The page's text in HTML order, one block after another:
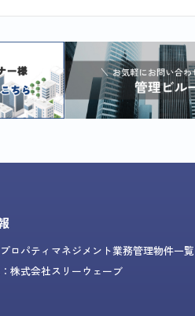
プロパティマネジメント業務管理物件一覧
株式会社スリーウェーブ